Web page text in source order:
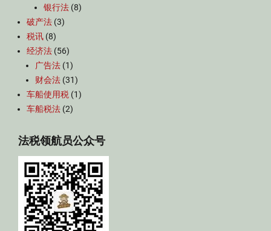
银行法 (8)
破产法 (3)
税讯 (8)
经济法 (56)
广告法 (1)
财会法 (31)
车船使用税 (1)
车船税法 (2)
法税领航员公众号